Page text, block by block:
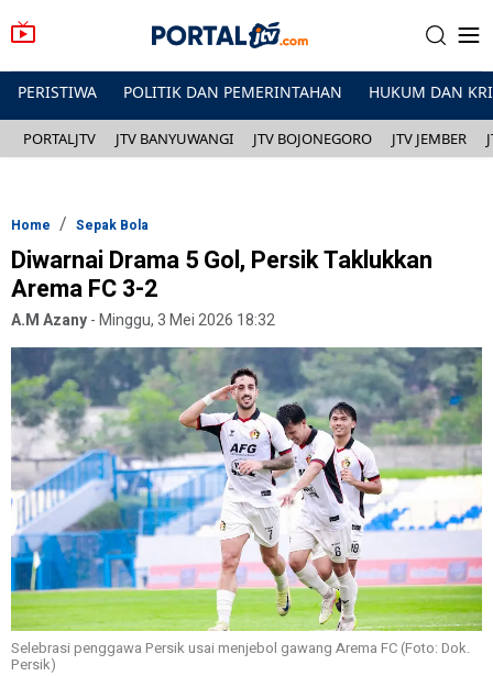
PERISTIWA POLITIK DAN PEMERINTAHAN HUKUM DAN
PORTALJTV JTV BANYUWANGI JTV BOJONEGORO JTV JEMBER
Home Sepak Bola
Diwarnai Drama 5 Gol, Persik Taklukkan
Arema FC 3-2
A.M Azany-Minggu, 3 Mei 2026 18:32
Selebrasi penggawa Persik usai menjebol gawang Arema FC (Foto: Dok.
Persik)